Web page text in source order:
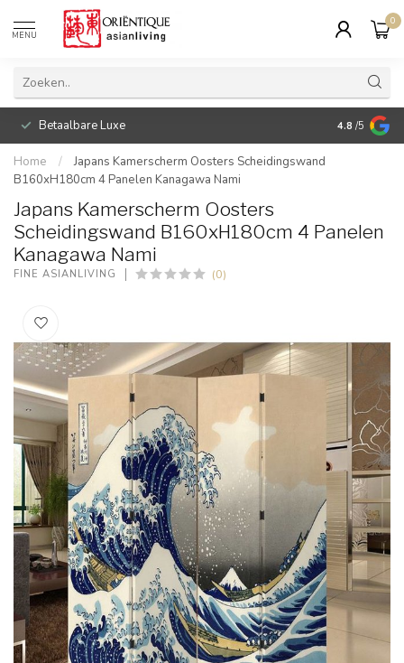
MENU
0
Betaalbare Luxe 4.8 /5
Home /
Japans Kamerscherm Oosters Scheidingswand
B160xH180cm 4 Panelen Kanagawa Nami
Japans Kamerscherm Oosters
Scheidingswand B160xH180cm 4 Panelen
Kanagawa Nami
FINE ASIANLIVING (0)